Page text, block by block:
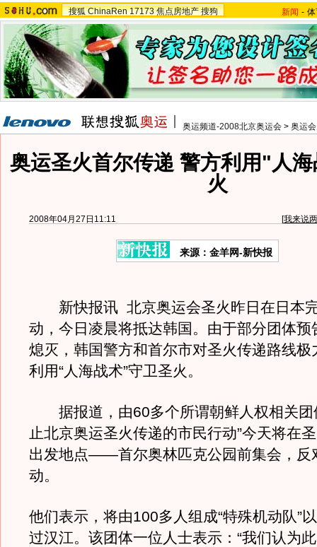
搜狐 ChinaRen 17173 焦点房地产 搜狗 新闻 -
奥运频道-2008北京奥运会 > 奥运
奥运圣火首尔传递 警方利用"人
火
2008年04月27日11:11 [我来说
来源：金羊网-新快报
新快报讯 北京奥运会圣火昨日在日本
动，今日凌晨将抵达韩国。由于部分团体预
熄灭，韩国警方和首尔市对圣火传递路线极
利用“人海战术”守卫圣火。
据报道，由60多个所谓朝鲜人权相关团
止北京奥运圣火传递的市民行动”今天将在
出发地点——首尔奥林匹克公园前集会，反
动。
他们表示，将由100多人组成“特殊机动队”
过汉江。该团体一位人士表示：“我们认为